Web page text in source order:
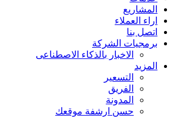
المشاريع
اراء العملاء
اتصل بنا
برمجيات الشركة
الاخبار بالذكاء الاصطناعى
المزيد
التسعير
الفريق
المدونة
حسن ارشفة موقعك